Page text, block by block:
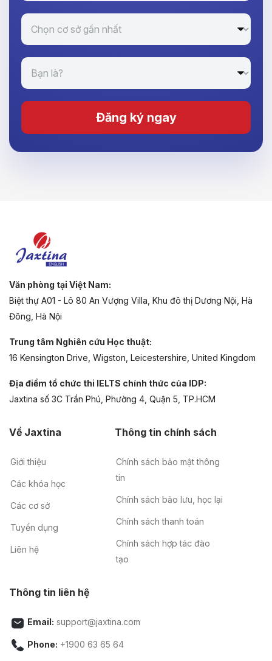
Đăng ký ngay
Văn phòng tại Việt Nam:
Biệt thự A01 - Lô 80 An Vượng Villa, Khu đô thị Dương Nội, Hà
Đông, Hà Nội
Trung tâm Nghiên cứu Học thuật:
16 Kensington Drive, Wigston, Leicestershire, United Kingdom
Địa điểm tổ chức thi IELTS chính thức của IDP:
Jaxtina số 3C Trần Phú, Phường 4, Quận 5, TP.HCM
Về Jaxtina
Giới thiệu
Các khóa học
Các cơ sở
Tuyển dụng
Liên hệ
Thông tin chính sách
Chính sách bảo mật thông
tin
Chính sách bảo lưu, học lại
Chính sách thanh toán
Chính sách hợp tác đào
tạo
Thông tin liên hệ
Email: support@jaxtina.com
Phone: +1900 63 65 64